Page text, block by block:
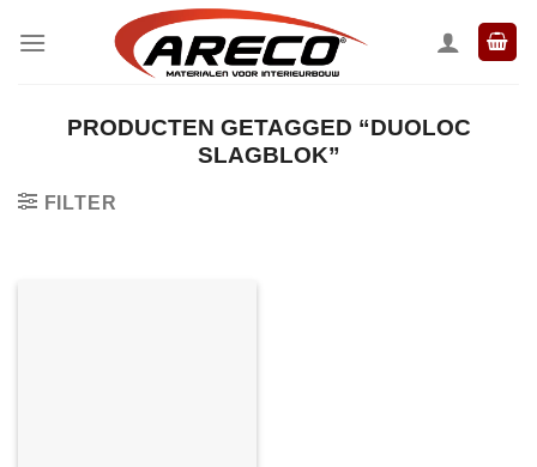
naar
PRODUCTEN GETAGGED “DUOLOC
SLAGBLOK”
FILTER